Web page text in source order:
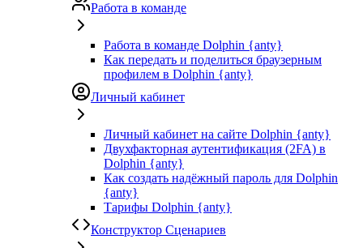
Работа в команде
Работа в команде Dolphin {anty}
Как передать и поделиться браузерным
профилем в Dolphin {anty}
Личный кабинет
Личный кабинет на сайте Dolphin {anty}
Двухфакторная аутентификация (2FA) в
Dolphin {anty}
Как создать надёжный пароль для Dolphin
{anty}
Тарифы Dolphin {anty}
Конструктор Сценариев